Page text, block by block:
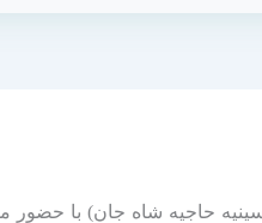
خواندنی و تجلیل از نفرات برگزیده در شعبه 3 مجمع